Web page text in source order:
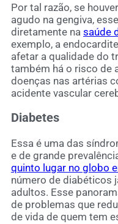
Por tal razão, se
agudo na gengiva,
diretamente na saúde
exemplo, a
afetar a qualidade do
também há o risco de
doenças nas artérias
acidente vascular
Diabetes
Essa é uma das
e de grande
quinto lugar no globo
número de diabéticos
adultos. Esse
de problemas que
de vida de quem tem